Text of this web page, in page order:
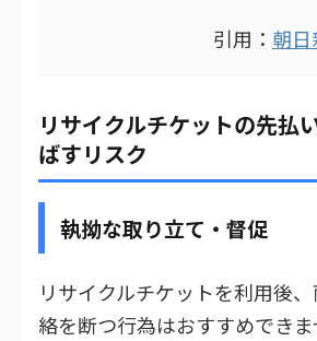
引用： 朝
リサイクルチケットの先払
ばすリスク
執拗な取り立て・督促
リサイクルチケットを利用後
絡を断つ行為はおすすめできま